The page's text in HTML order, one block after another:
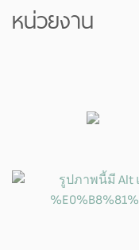
หน่วยงาน